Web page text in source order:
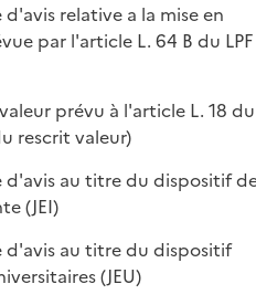
relative a la mise en
par l'article L. 64 B du LPF
prévu à l'article L. 18 du
rescrit valeur)
d'avis au titre du dispositif
(JEI)
d'avis au titre du dispositif
(JEU)